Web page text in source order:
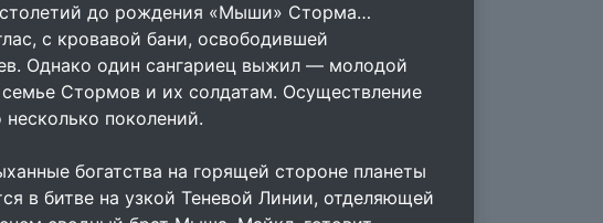
столетий до рождения «Мыши» Сторма…
с кровавой бани, освободившей
Однако один сангариец выжил — молодой
Стормов и их солдатам. Осуществление
поколений.
богатства на горящей стороне планеты
в битве на узкой Теневой Линии, отделяющей